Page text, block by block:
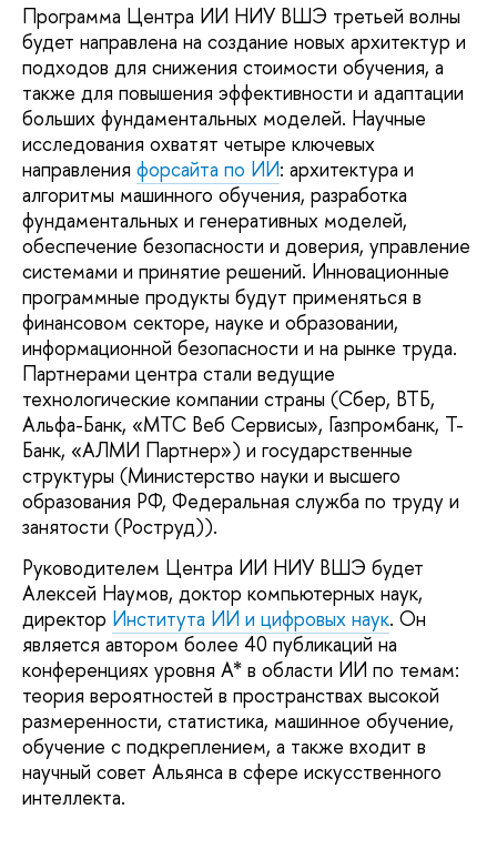
Программа Центра ИИ НИУ ВШЭ третьей волны
будет направлена на создание новых архитектур и
подходов для снижения стоимости обучения, а
также для повышения эффективности и адаптации
больших фундаментальных моделей. Научные
исследования охватят четыре ключевых
направления форсайта по ИИ: архитектура и
алгоритмы машинного обучения, разработка
фундаментальных и генеративных моделей,
обеспечение безопасности и доверия, управление
системами и принятие решений. Инновационные
программные продукты будут применяться в
финансовом секторе, науке и образовании,
информационной безопасности и на рынке труда.
Партнерами центра стали ведущие
технологические компании страны (Сбер, ВТБ,
Альфа-Банк, «МТС Веб Сервисы», Газпромбанк, Т-
Банк, «АЛМИ Партнер») и государственные
структуры (Министерство науки и высшего
образования РФ, Федеральная служба по труду и
занятости (Роструд)).
Руководителем Центра ИИ НИУ ВШЭ будет
Алексей Наумов, доктор компьютерных наук,
директор Института ИИ и цифровых наук. Он
является автором более 40 публикаций на
конференциях уровня А* в области ИИ по темам:
теория вероятностей в пространствах высокой
размеренности, статистика, машинное обучение,
обучение с подкреплением, а также входит в
научный совет Альянса в сфере искусственного
интеллекта.